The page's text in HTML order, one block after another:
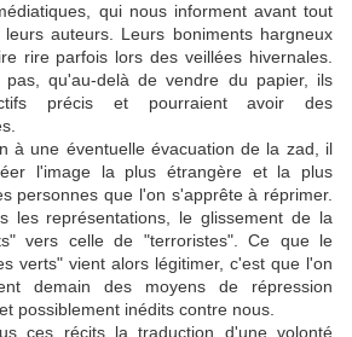
qui nous informent avant tout
auteurs. Leurs boniments hargneux
rire parfois lors des veillées hivernales.
pas, qu'au-delà de vendre du papier, ils
précis et pourraient avoir des
à une éventuelle évacuation de la zad, il
l'image la plus étrangère et la plus
personnes que l'on s'apprête à réprimer.
les représentations, le glissement de la
vers celle de "terroristes". Ce que le
verts" vient alors légitimer, c'est que l'on
demain des moyens de répression
possiblement inédits contre nous.
ces récits la traduction d'une volonté